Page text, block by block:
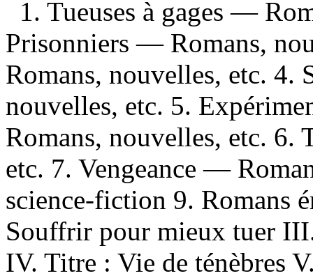
1. Tueuses à gages —
Prisonniers — Romans,
Romans, nouvelles, etc.
nouvelles, etc. 5.
Romans, nouvelles, etc.
etc. 7. Vengeance —
science-fiction 9. Romans
Souffrir pour mieux tuer
IV. Titre : Vie de ténèbres